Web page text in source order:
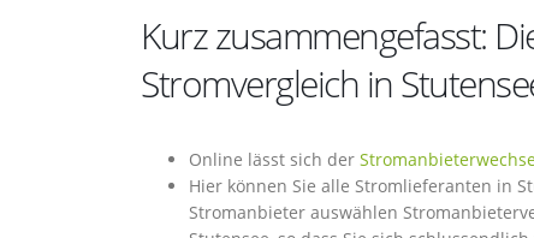
Kurz zusammengefasst:
Stromvergleich in
Online lässt sich der
Hier können Sie alle Stromlieferanten in
Stromanbieter auswählen